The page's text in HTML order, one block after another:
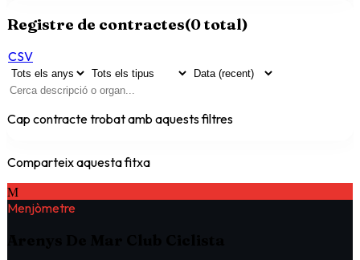
Registre de contractes(0total)
CSV
Cap contracte trobat amb aquests filtres
Comparteix aquesta fitxa
M
Menjòmetre